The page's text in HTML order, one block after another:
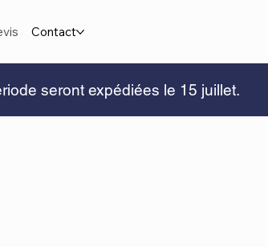
Contact
seront expédiées le 15 juillet.